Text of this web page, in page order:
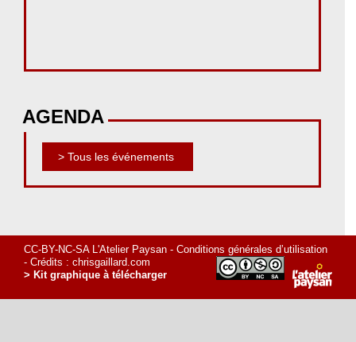
AGENDA
> Tous les événements
CC-BY-NC-SA L'Atelier Paysan - Conditions générales d’utilisation
- Crédits : chrisgaillard.com
> Kit graphique à télécharger